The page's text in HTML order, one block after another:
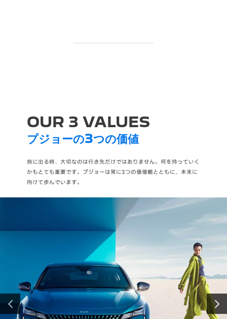
OUR 3 VALUES
プジョーの3つの価値
旅に出る時、大切なのは行き先だけではありません。何を持っていく
かもとても重要です。プジョーは常に3つの価値観とともに、未來に
向けて歩んでいます。
前へ 次へ